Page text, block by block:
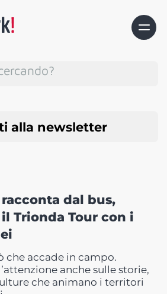
alla newsletter
dal bus,
Trionda Tour con i
che accade in campo.
anche sulle storie,
che animano i territori